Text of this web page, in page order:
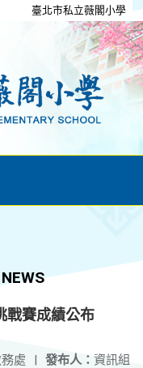
臺北市私立薇閣小學
戰賽成績公布
發布人： 資訊組
處 |